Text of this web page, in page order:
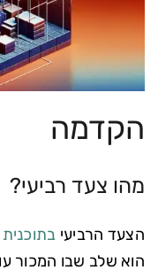
הקדמה
מהו צעד רביעי?
הצעד הרביעי בתוכנית 12 הצעדים
הוא שלב שבו המכור